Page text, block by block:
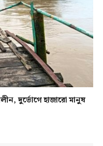
দুর্ভোগে হাজারো মানুষ